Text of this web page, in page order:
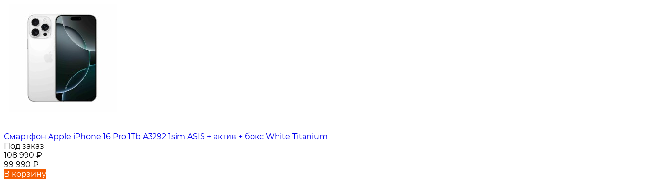
Смартфон Apple iPhone 16 Pro 1Tb A3292 1sim ASIS + актив + бокс White Titanium
Под заказ
108 990 ₽
99 990 ₽
В корзину